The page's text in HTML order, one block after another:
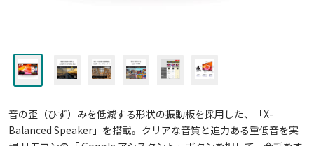
音の歪（ひず）みを低減する形状の振動板を採用した、「X-
Balanced Speaker」を搭載。クリアな音質と迫力ある重低音を実